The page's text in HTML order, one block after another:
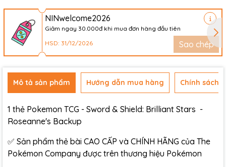
NINwelcome2026
Giảm ngay 30.000đ khi mua đơn hàng đầu tiên
HSD: 31/12/2026
Sao chép
Mô tả sản phẩm Hướng dẫn mua hàng Chính sách
1 thẻ Pokemon TCG - Sword & Shield: Brilliant Stars -
Roseanne's Backup
✅ Sản phẩm thẻ bài CAO CẤP và CHÍNH HÃNG của The
Pokémon Company được trên thương hiệu Pokémon